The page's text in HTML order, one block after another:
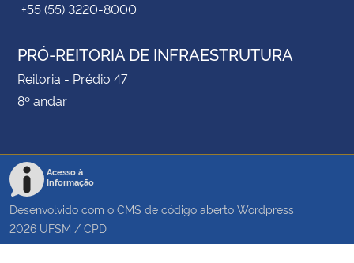
+55 (55) 3220-8000
PRÓ-REITORIA DE INFRAESTRUTURA
Reitoria - Prédio 47
8º andar
Acesso à
Informação
Desenvolvido com o CMS de código aberto Wordpress
2026 UFSM / CPD